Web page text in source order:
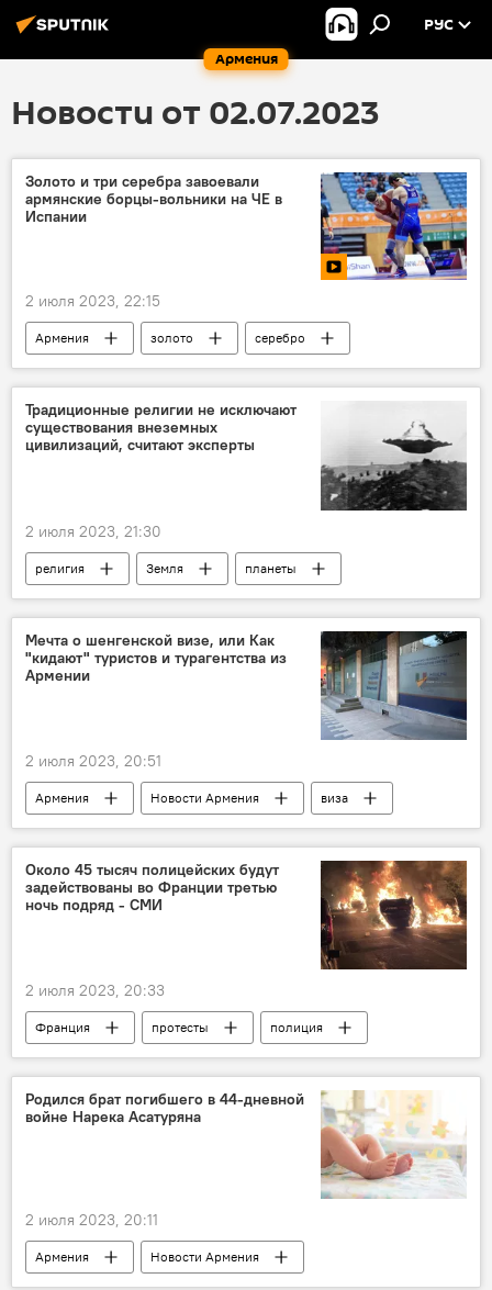
Армения
РУС
Новости от 02.07.2023
Золото и три серебра завоевали
армянские борцы-вольники на ЧЕ в
Испании
2 июля 2023, 22:15
Армения золото
серебро
Чемпионат Европы
борьба
Традиционные религии не исключают
существования внеземных
цивилизаций, считают эксперты
2 июля 2023, 21:30
религия Земля
планеты
жизнь
Мечта о шенгенской визе, или Как
"кидают" туристов и турагентства из
Армении
2 июля 2023, 20:51
Армения Новости Армения
виза
туризм
посольство
агентство
Общество
шенген
Около 45 тысяч полицейских будут
задействованы во Франции третью
ночь подряд - СМИ
2 июля 2023, 20:33
Франция протесты
полиция
МВД
Родился брат погибшего в 44-дневной
войне Нарека Асатуряна
2 июля 2023, 20:11
Армения
Новости Армения